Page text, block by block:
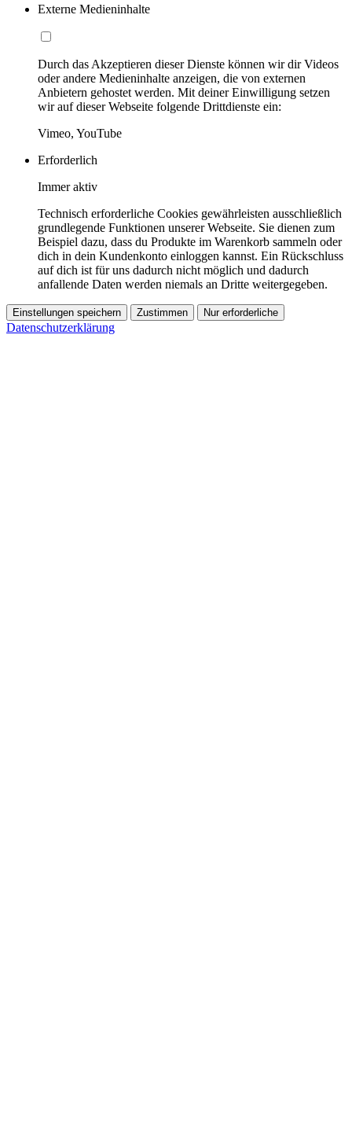
Externe Medieninhalte
Durch das Akzeptieren dieser Dienste können wir dir Videos
oder andere Medieninhalte anzeigen, die von externen
Anbietern gehostet werden. Mit deiner Einwilligung setzen
wir auf dieser Webseite folgende Drittdienste ein:
Vimeo, YouTube
Erforderlich
Immer aktiv
Technisch erforderliche Cookies gewährleisten ausschließlich
grundlegende Funktionen unserer Webseite. Sie dienen zum
Beispiel dazu, dass du Produkte im Warenkorb sammeln oder
dich in dein Kundenkonto einloggen kannst. Ein Rückschluss
auf dich ist für uns dadurch nicht möglich und dadurch
anfallende Daten werden niemals an Dritte weitergegeben.
Einstellungen speichern Zustimmen Nur erforderliche
Datenschutzerklärung